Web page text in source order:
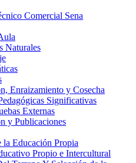
Comercial Sena
Naturales
Enraizamiento y Cosecha
Significativas
Externas
y Publicaciones
Educación Propia
Propio e Intercultural